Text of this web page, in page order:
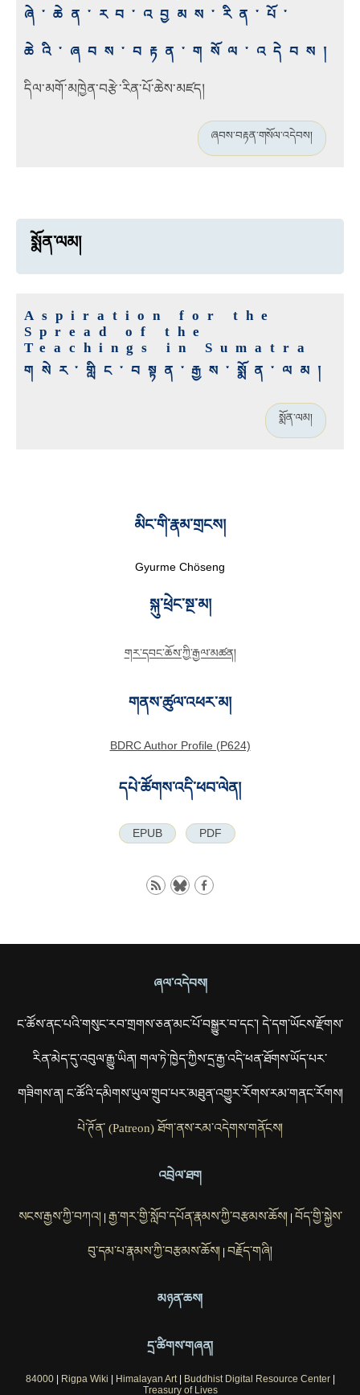
ཞེ་ཆེན་རབ་འབྱམས་རིན་པོ་
ཆེའི་ཞབས་བརྟན་གསོལ་འདེབས།
དིལ་མགོ་མཁྱེན་བརྩེ་རིན་པོ་ཆེས་མཛད།
ཞབས་བརྟན་གསོལ་འདེབས།
སྨོན་ལམ།
Aspiration for the
Spread of the
Teachings in Sumatra
གསེར་གླིང་བསྟན་རྒྱས་སྨོན་ལམ།
སྨོན་ལམ།
མིང་གི་རྣམ་གྲངས།
Gyurme Chöseng
སྐུ་ཕྲེང་སྔ་མ།
གར་དབང་ཆོས་ཀྱི་རྒྱལ་མཚན།
གནས་ཚུལ་འཕར་མ།
BDRC Author Profile (P624)
དཔེ་ཚོགས་འདི་ཕབ་ལེན།
EPUB PDF
ཞལ་འདེབས།
ང་ཚོས་ནང་པའི་གསུང་རབ་གྲགས་ཅན་མང་པོ་བསྒྱུར་བ་དང་། དེ་དག་ཡོངས་རྫོགས་
རིན་མེད་དུ་འབུལ་རྒྱུ་ཡིན། གལ་ཏེ་ཁྱེད་ཀྱིས་དྲ་རྒྱ་འདི་ཕན་ཐོགས་ཡོད་པར་
གཟིགས་ན། ང་ཚོའི་དམིགས་ཡུལ་གྲུབ་པར་མཐུན་འགྱུར་རོགས་རམ་གནང་རོགས།
པེ་ཊོན་ (Patreon) ཐོག་ནས་རམ་འདེགས་གནོངས།
འབྲེལ་ཐག
སངས་རྒྱས་ཀྱི་བཀའ། རྒྱ་གར་གྱི་སློབ་དཔོན་རྣམས་ཀྱི་བརྩམས་ཆོས། བོད་གྱི་སྐྱེས་
བུ་དམ་པ་རྣམས་ཀྱི་བརྩམས་ཆོས། བརྗོད་གཞི།
མཉན་ཆས།
དྲ་ཚིགས་གཞན།
84000| Rigpa Wiki Himalayan Art| Buddhist Digital Resource Center|
Treasury of Lives